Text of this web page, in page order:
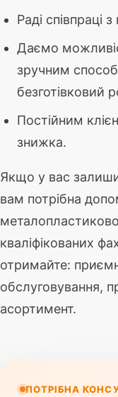
Раді співпраці
Даємо
зручним
безготівковий
Постійним
знижка.
Якщо у вас
вам потрібна
кваліфікованих
отримайте:
обслуговування,
асортимент.
ПОТРІБНА